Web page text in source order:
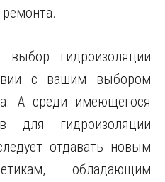
выбор гидроизоляции
с вашим выбором
А среди имеющегося
для гидроизоляции
отдавать новым
обладающим